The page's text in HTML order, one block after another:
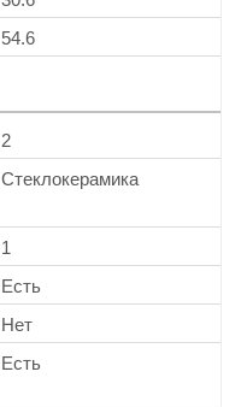
54.6
2
Стеклокерамика
1
Есть
Нет
Есть